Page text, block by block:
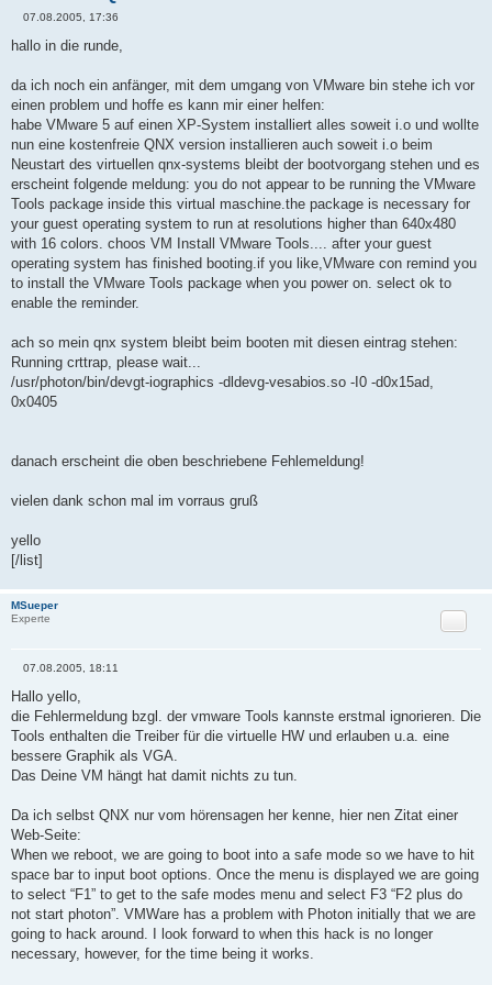
e
i
a
g
07.08.2005, 17:36
hallo in die runde,
da ich noch ein anfänger, mit dem umgang von VMware bin stehe ich vor
einen problem und hoffe es kann mir einer helfen:
habe VMware 5 auf einen XP-System installiert alles soweit i.o und wollte
nun eine kostenfreie QNX version installieren auch soweit i.o beim
Neustart des virtuellen qnx-systems bleibt der bootvorgang stehen und es
erscheint folgende meldung: you do not appear to be running the VMware
Tools package inside this virtual maschine.the package is necessary for
your guest operating system to run at resolutions higher than 640x480
with 16 colors. choos VM Install VMware Tools.... after your guest
operating system has finished booting.if you like,VMware con remind you
to install the VMware Tools package when you power on. select ok to
enable the reminder.
ach so mein qnx system bleibt beim booten mit diesen eintrag stehen:
Running crttrap, please wait...
/usr/photon/bin/devgt-iographics -dldevg-vesabios.so -I0 -d0x15ad,
0x0405
danach erscheint die oben beschriebene Fehlemeldung!
vielen dank schon mal im vorraus gruß
yello
[/list]
MSueper
Experte
Zitat
e
i
t
a
g
07.08.2005, 18:11
Hallo yello,
die Fehlermeldung bzgl. der vmware Tools kannste erstmal ignorieren. Die
Tools enthalten die Treiber für die virtuelle HW und erlauben u.a. eine
bessere Graphik als VGA.
Das Deine VM hängt hat damit nichts zu tun.
Da ich selbst QNX nur vom hörensagen her kenne, hier nen Zitat einer
Web-Seite:
When we reboot, we are going to boot into a safe mode so we have to hit
space bar to input boot options. Once the menu is displayed we are going
to select “F1” to get to the safe modes menu and select F3 “F2 plus do
not start photon”. VMWare has a problem with Photon initially that we are
going to hack around. I look forward to when this hack is no longer
necessary, however, for the time being it works.